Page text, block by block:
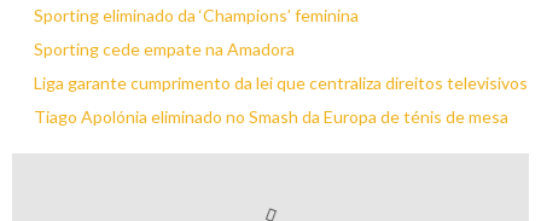
Sporting eliminado da ‘Champions’ feminina
Sporting cede empate na Amadora
Liga garante cumprimento da lei que centraliza direitos televisivos
Tiago Apolónia eliminado no Smash da Europa de ténis de mesa